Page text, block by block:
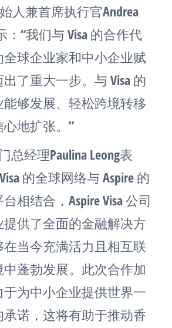
人兼首席执行官Andrea
：“我们与 Visa 的合作代
球企业家和中小企业赋
了重大一步。与 Visa 的
够发展、轻松跨境转移
地扩张。”
总经理Paulina Leong表
的全球网络与 Aspire 的
相结合，Aspire Visa 公司
供了全面的金融解决方
当今充满活力且相互联
蓬勃发展。此次合作加
为中小企业提供世界一
诺，这将有助于推动香